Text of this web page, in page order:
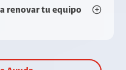
renovar tu equipo